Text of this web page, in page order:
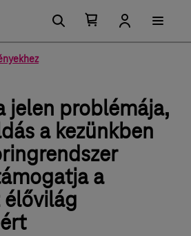
jelen problémája,
a kezünkben
a
élővilág